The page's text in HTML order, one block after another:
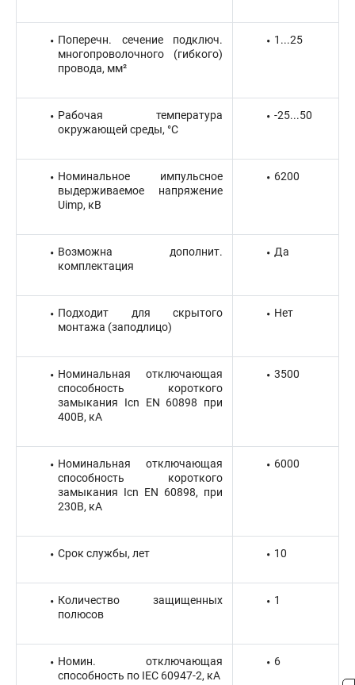
Поперечн. сечение подключ.
многопроволочного (гибкого)
провода, мм²
1...25
Рабочая температура
окружающей среды, °C
-25...50
Номинальное импульсное
выдерживаемое напряжение
Uimp, кВ
6200
Возможна дополнит.
комплектация
Да
Подходит для скрытого
монтажа (заподлицо)
Нет
Номинальная отключающая
способность короткого
замыкания Icn EN 60898 при
400В, кА
3500
Номинальная отключающая
способность короткого
замыкания Icn EN 60898, при
230В, кА
6000
Срок службы, лет 10
Количество защищенных
полюсов
1
Номин. отключающая
способность по IEC 60947-2, кА
6